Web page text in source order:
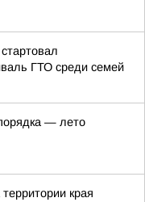
ГТО среди семей
— лето
края